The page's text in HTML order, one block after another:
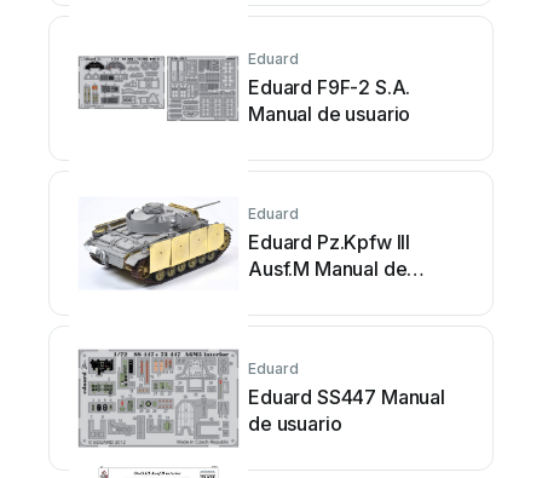
Eduard
Eduard F9F-2 S.A.
Manual de usuario
Eduard
Eduard Pz.Kpfw III
Ausf.M Manual de
Eduard
Eduard SS447 Manual
de usuario